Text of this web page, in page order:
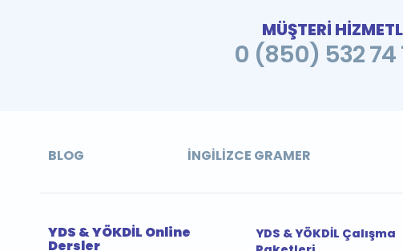
MÜŞTERİ
0 (850) 532 74
BLOG İNGILIZCE GRAMER
YDS & YÖKDİL Online
Dersler
YDS & YÖKDİL Çalışma